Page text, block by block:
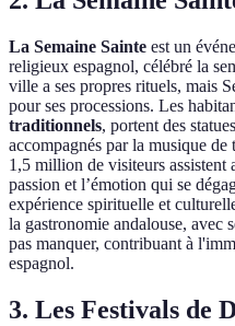
La Semaine Sainte est un
religieux espagnol, célébré la
ville a ses propres rituels, mais
pour ses processions. Les
traditionnels, portent des
accompagnés par la musique
1,5 million de visiteurs assistent
passion et l’émotion qui se
expérience spirituelle et
la gastronomie andalouse, avec
pas manquer, contribuant à
espagnol.
3. Les Festivals de